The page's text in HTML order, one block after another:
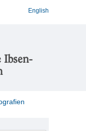
English
Ibsen-